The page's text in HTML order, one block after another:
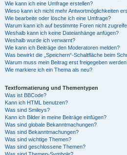
Wie kann ich eine Umfrage erstellen?
Wieso kann ich nicht mehr Antwortmöglichkeiten
Wie bearbeite oder lösche ich eine Umfrage?
Warum kann ich auf bestimmte Foren nicht
Weshalb kann ich keine Dateianhänge anfügen?
Weshalb wurde ich verwarnt?
Wie kann ich Beiträge den Moderatoren melden?
Was bewirkt die „Speichern“-Schaltfläche beim
Warum muss mein Beitrag erst freigegeben
Wie markiere ich ein Thema als neu?
Textformatierung und Thementypen
Was ist BBCode?
Kann ich HTML benutzen?
Was sind Smileys?
Kann ich Bilder in meine Beiträge einfügen?
Was sind globale Bekanntmachungen?
Was sind Bekanntmachungen?
Was sind wichtige Themen?
Was sind geschlossene Themen?